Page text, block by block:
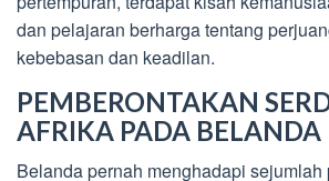
dan pelajaran berharga tentang
kebebasan dan keadilan.
PEMBERONTAKAN
AFRIKA PADA BELANDA
Belanda pernah menghadapi sejumlah